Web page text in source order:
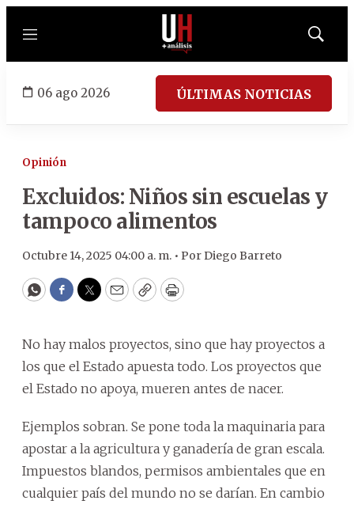
Menú
Mostrar
06 ago 2026 ÚLTIMAS NOTICIAS
Opinión
Excluidos: Niños sin escuelas y
tampoco alimentos
Octubre 14, 2025 04:00 a. m. • PorDiego Barreto
WhatsApp
Facebook
Twitter
EmailCopyPrint
No hay malos proyectos, sino que hay proyectos a
los que el Estado apuesta todo. Los proyectos que
el Estado no apoya, mueren antes de nacer.
Ejemplos sobran. Se pone toda la maquinaria para
apostar a la agricultura y ganadería de gran escala.
Impuestos blandos, permisos ambientales que en
cualquier país del mundo no se darían. En cambio